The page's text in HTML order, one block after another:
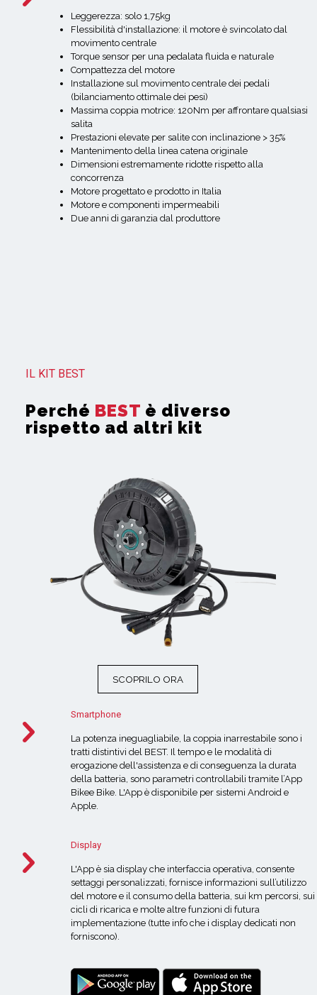
Leggerezza: solo 1,75kg
Flessibilità d'installazione: il motore è svincolato dal
movimento centrale
Torque sensor per una pedalata fluida e naturale
Compattezza del motore
Installazione sul movimento centrale dei pedali
(bilanciamento ottimale dei pesi)
Massima coppia motrice: 120Nm per affrontare qualsiasi
salita
Prestazioni elevate per salite con inclinazione > 35%
Mantenimento della linea catena originale
Dimensioni estremamente ridotte rispetto alla
concorrenza
Motore progettato e prodotto in Italia
Motore e componenti impermeabili
Due anni di garanzia dal produttore
IL KIT BEST
Perché BEST è diverso
rispetto ad altri kit
Smartphone
La potenza ineguagliabile, la coppia inarrestabile sono i
tratti distintivi del BEST. Il tempo e le modalità di
erogazione dell'assistenza e di conseguenza la durata
della batteria, sono parametri controllabili tramite l’App
Bikee Bike. L'App è disponibile per sistemi Android e
Apple
Display
L'App è sia display che interfaccia operativa, consente
settaggi personalizzati, fornisce informazioni sull’utilizzo
del motore e il consumo della batteria, sui km percorsi, sui
cicli di ricarica e molte altre funzioni di futura
implementazione (tutte info che i display dedicati non
forniscono).